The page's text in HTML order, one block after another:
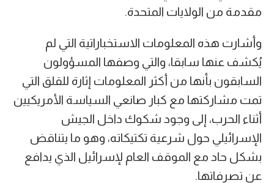
مقدمة من الولايات المتحدة.
وأشارت هذه المعلومات الاستخباراتية التي لم
يُكشف عنها سابقا، والتي وصفها المسؤولون
السابقون بأنها من أكثر المعلومات إثارة للقلق التي
تمت مشاركتها مع كبار صانعي السياسة الأمريكيين
أثناء الحرب، إلى وجود شكوك داخل الجيش
الإسرائيلي حول شرعية تكتيكاته، وهو ما يتناقض
بشكل حاد مع الموقف العام لإسرائيل الذي يدافع
عن تصرفاتها.